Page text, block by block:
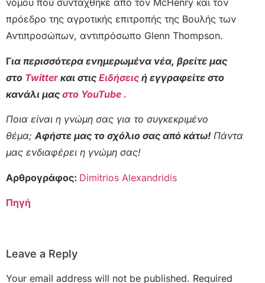
νόμου που συντάχθηκε από τον McHenry και τον
πρόεδρο της αγροτικής επιτροπής της Βουλής των
Αντιπροσώπων, αντιπρόσωπο Glenn Thompson.
Για περισσότερα ενημερωμένα νέα, βρείτε μας
στο Twitter και στις Ειδήσεις ή εγγραφείτε στο
κανάλι μας στο YouTube .
Ποια είναι η γνώμη σας για το συγκεκριμένο
θέμα;Αφήστε μας το σχόλιο σας από κάτω! Πάντα
μας ενδιαφέρει η γνώμη σας!
Αρθρογράφος: Dimitrios Alexandridis
Πηγή
Leave a Reply
Your email address will not be published. Required